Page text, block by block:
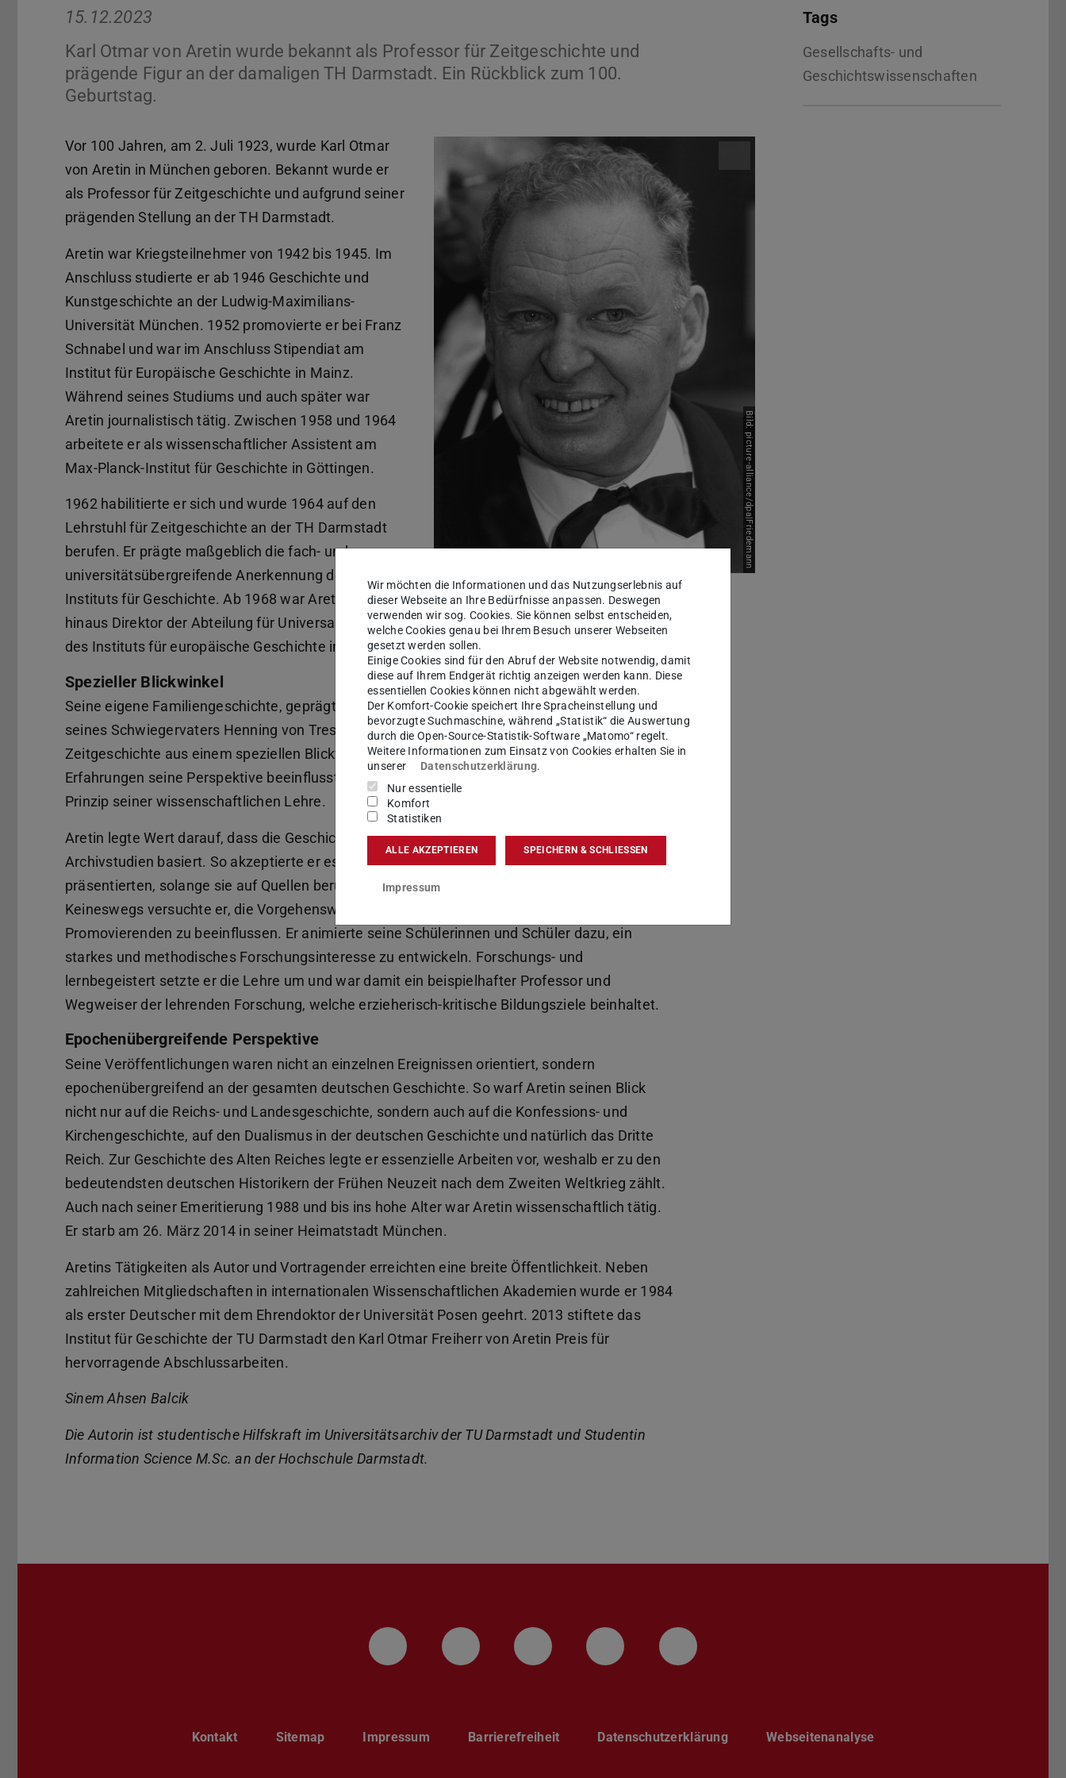
15.12.2023
Karl Otmar von Aretin wurde bekannt als Professor für Zeitgeschichte und
prägende Figur an der damaligen TH Darmstadt. Ein Rückblick zum 100.
Geburtstag.
Bild: picture-alliance/dpa|Friedemann
Karl Otmar von Aretin
Vor 100 Jahren, am 2. Juli 1923, wurde Karl Otmar
von Aretin in München geboren. Bekannt wurde er
als Professor für Zeitgeschichte und aufgrund seiner
prägenden Stellung an der TH Darmstadt.
Aretin war Kriegsteilnehmer von 1942 bis 1945. Im
Anschluss studierte er ab 1946 Geschichte und
Kunstgeschichte an der Ludwig-Maximilians-
Universität München. 1952 promovierte er bei Franz
Schnabel und war im Anschluss Stipendiat am
Institut für Europäische Geschichte in Mainz.
Während seines Studiums und auch später war
Aretin journalistisch tätig. Zwischen 1958 und 1964
arbeitete er als wissenschaftlicher Assistent am
Max-Planck-Institut für Geschichte in Göttingen.
1962 habilitierte er sich und wurde 1964 auf den
Lehrstuhl für Zeitgeschichte an der TH Darmstadt
berufen. Er prägte maßgeblich die fach- und
universitätsübergreifende Anerkennung des dortigen
Instituts für Geschichte. Ab 1968 war Aretin darüber
hinaus Direktor der Abteilung für Universalgeschichte
des Instituts für europäische Geschichte in Mainz.
Spezieller Blickwinkel
Seine eigene Familiengeschichte, geprägt durch den Widerstand seines Vaters Erwein und
seines Schwiegervaters Henning von Tresckow gegen das NS-Regime, erlaubte es ihm,
Zeitgeschichte aus einem speziellen Blickwinkel wahrzunehmen. Auch wenn seine
Erfahrungen seine Perspektive beeinflusst haben, so waren Transparenz und Freiheit ein
Prinzip seiner wissenschaftlichen Lehre.
Aretin legte Wert darauf, dass die Geschichte, die vermittelt wird, auf Fakten, Quellen und
Archivstudien basiert. So akzeptierte er es auch, wenn Studierende andere Denkweisen
präsentierten, solange sie auf Quellen beruhten, die fachlich korrekt analysiert wurden.
Keineswegs versuchte er, die Vorgehensweise und Forschungen seiner Studierenden und
Promovierenden zu beeinflussen. Er animierte seine Schülerinnen und Schüler dazu, ein
starkes und methodisches Forschungsinteresse zu entwickeln. Forschungs- und
lernbegeistert setzte er die Lehre um und war damit ein beispielhafter Professor und
Wegweiser der lehrenden Forschung, welche erzieherisch-kritische Bildungsziele beinhaltet.
Epochenübergreifende Perspektive
Seine Veröffentlichungen waren nicht an einzelnen Ereignissen orientiert, sondern
epochenübergreifend an der gesamten deutschen Geschichte. So warf Aretin seinen Blick
nicht nur auf die Reichs- und Landesgeschichte, sondern auch auf die Konfessions- und
Kirchengeschichte, auf den Dualismus in der deutschen Geschichte und natürlich das Dritte
Reich. Zur Geschichte des Alten Reiches legte er essenzielle Arbeiten vor, weshalb er zu den
bedeutendsten deutschen Historikern der Frühen Neuzeit nach dem Zweiten Weltkrieg zählt.
Auch nach seiner Emeritierung 1988 und bis ins hohe Alter war Aretin wissenschaftlich tätig.
Er starb am 26. März 2014 in seiner Heimatstadt München.
Aretins Tätigkeiten als Autor und Vortragender erreichten eine breite Öffentlichkeit. Neben
zahlreichen Mitgliedschaften in internationalen Wissenschaftlichen Akademien wurde er 1984
als erster Deutscher mit dem Ehrendoktor der Universität Posen geehrt. 2013 stiftete das
Institut für Geschichte der TU Darmstadt den Karl Otmar Freiherr von Aretin Preis für
hervorragende Abschlussarbeiten.
Sinem Ahsen Balcik
Die Autorin ist studentische Hilfskraft im Universitätsarchiv der TU Darmstadt und Studentin
Information Science M.Sc. an der Hochschule Darmstadt.
Tags
Gesellschafts- und
Geschichtswissenschaften
LinkedIn-Seite der TU Darmstadt
Instagram-Kanal der TU Darmstadt
Bluesky-Kanal der TU Darmstadt
Facebook-Seite der TU Darmstadt
YouTube-Kanal der TU Darmstadt
Kontakt Sitemap Impressum Barrierefreiheit Datenschutzerklärung Webseitenanalyse
Wir möchten die Informationen und das Nutzungserlebnis auf
dieser Webseite an Ihre Bedürfnisse anpassen. Deswegen
verwenden wir sog. Cookies. Sie können selbst entscheiden,
welche Cookies genau bei Ihrem Besuch unserer Webseiten
gesetzt werden sollen.
Einige Cookies sind für den Abruf der Website notwendig, damit
diese auf Ihrem Endgerät richtig anzeigen werden kann. Diese
essentiellen Cookies können nicht abgewählt werden.
Der Komfort-Cookie speichert Ihre Spracheinstellung und
bevorzugte Suchmaschine, während „Statistik“ die Auswertung
durch die Open-Source-Statistik-Software „Matomo“ regelt.
Weitere Informationen zum Einsatz von Cookies erhalten Sie in
unserer
Datenschutzerklärung.
Nur essentielle
Komfort
Statistiken
ALLE AKZEPTIEREN SPEICHERN & SCHLIESSEN
Impressum